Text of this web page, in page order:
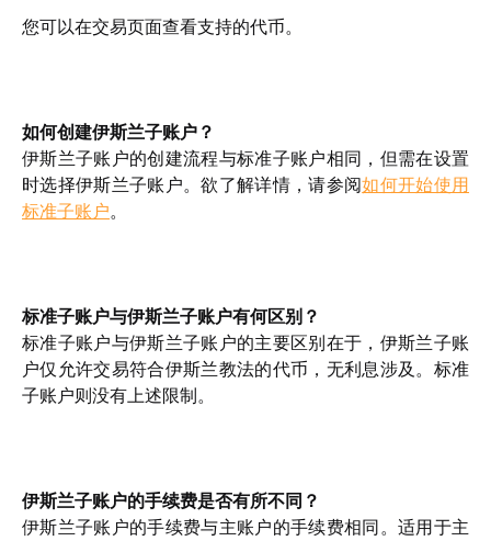
您可以在交易页面查看支持的代币。
如何创建伊斯兰子账户？
伊斯兰子账户的创建流程与标准子账户相同，但需在设置
时选择伊斯兰子账户。欲了解详情，请参阅如何开始使用
标准子账户。
标准子账户与伊斯兰子账户有何区别？
标准子账户与伊斯兰子账户的主要区别在于，伊斯兰子账
户仅允许交易符合伊斯兰教法的代币，无利息涉及 。标准
子账户则没有上述限制。
伊斯兰子账户的手续费是否有所不同？
伊斯兰子账户的手续费与主账户的手续费相同。适用于主